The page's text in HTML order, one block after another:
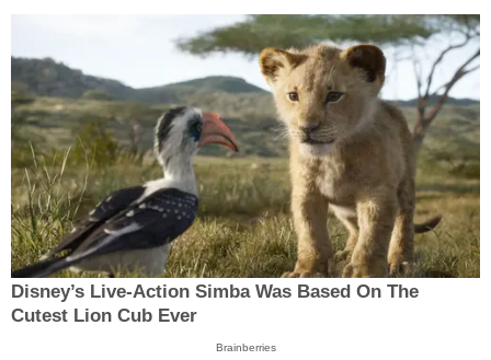
Disney’s Live-Action Simba Was Based On The
Cutest Lion Cub Ever
Brainberries